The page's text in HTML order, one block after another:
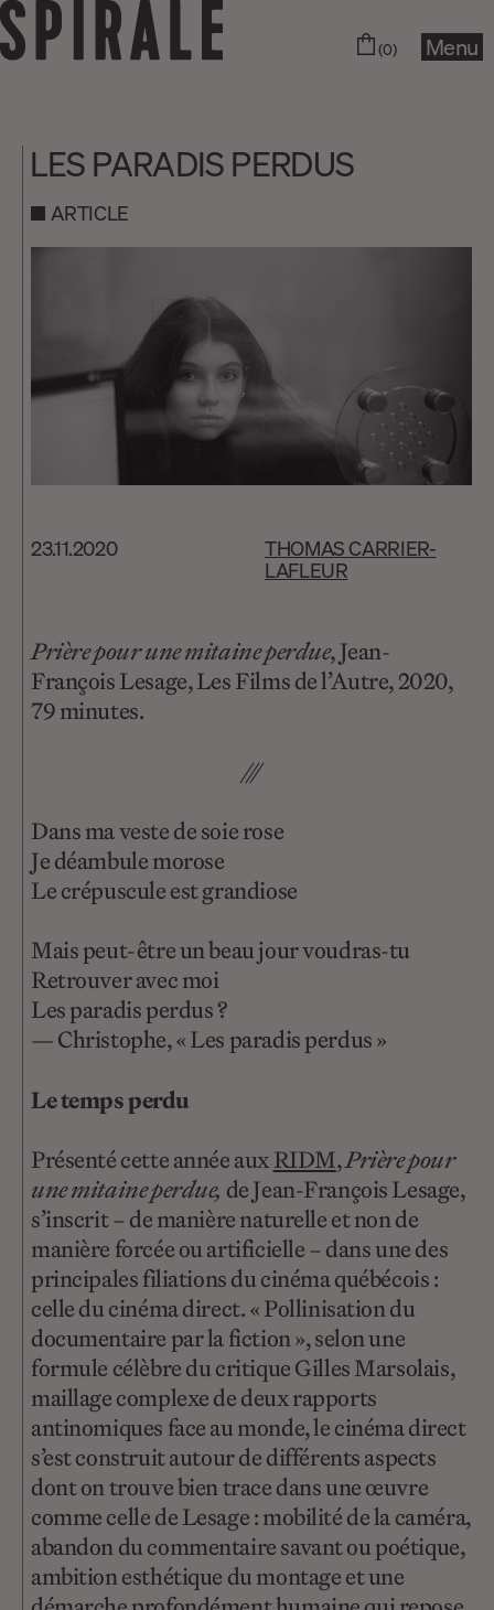
(0) Menu
LES PARADIS PERDUS
ARTICLE
23.11.2020
THOMAS CARRIER-
LAFLEUR
Prière pour une mitaine perdue, Jean-
François Lesage, Les Films de l’Autre, 2020,
79 minutes.
///
Dans ma veste de soie rose
Je déambule morose
Le crépuscule est grandiose
Mais peut-être un beau jour voudras-tu
Retrouver avec moi
Les paradis perdus ?
— Christophe, « Les paradis perdus »
Le temps perdu
Présenté cette année auxRIDM,Prière pour
une mitaine perdue, de Jean-François Lesage,
s’inscrit – de manière naturelle et non de
manière forcée ou artificielle – dans une des
principales filiations du cinéma québécois :
celle du cinéma direct. « Pollinisation du
documentaire par la fiction », selon une
formule célèbre du critique Gilles Marsolais,
maillage complexe de deux rapports
antinomiques face au monde, le cinéma direct
s’est construit autour de différents aspects
dont on trouve bien trace dans une œuvre
comme celle de Lesage : mobilité de la caméra,
abandon du commentaire savant ou poétique,
ambition esthétique du montage et une